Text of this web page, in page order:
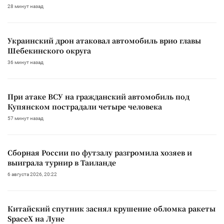
28 минут назад
Украинский дрон атаковал автомобиль врио главы
Шебекинского округа
36 минут назад
При атаке ВСУ на гражданский автомобиль под
Купянском пострадали четыре человека
57 минут назад
Сборная России по футзалу разгромила хозяев и
выиграла турнир в Таиланде
6 августа 2026, 20:22
Китайский спутник заснял крушение обломка ракеты
SpaceX на Луне